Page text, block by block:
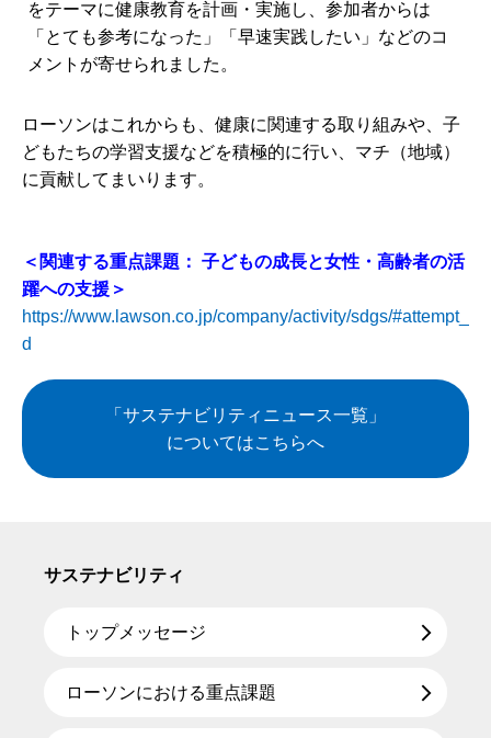
をテーマに健康教育を計画・実施し、参加者からは
「とても参考になった」「早速実践したい」などのコ
メントが寄せられました。
ローソンはこれからも、健康に関連する取り組みや、子
どもたちの学習支援などを積極的に行い、マチ（地域）
に貢献してまいります。
＜関連する重点課題： 子どもの成長と女性・高齢者の活
躍への支援＞
https://www.lawson.co.jp/company/activity/sdgs/#attempt_
d
「サステナビリティニュース一覧」
についてはこちらへ
サステナビリティ
トップメッセージ
ローソンにおける重点課題